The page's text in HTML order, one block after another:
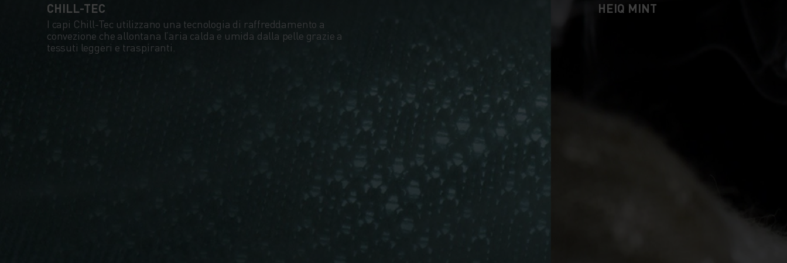
CHILL-TEC
I capi Chill-Tec utilizzano una tecnologia di raffreddamento a
convezione che allontana l’aria calda e umida dalla pelle grazie a
tessuti leggeri e traspiranti.
HEIQ MINT